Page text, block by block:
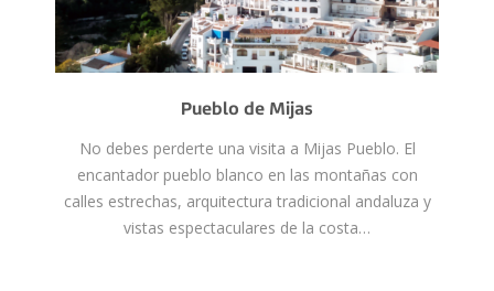
Pueblo de Mijas
No debes perderte una visita a Mijas Pueblo. El
encantador pueblo blanco en las montañas con
calles estrechas, arquitectura tradicional andaluza y
vistas espectaculares de la costa…